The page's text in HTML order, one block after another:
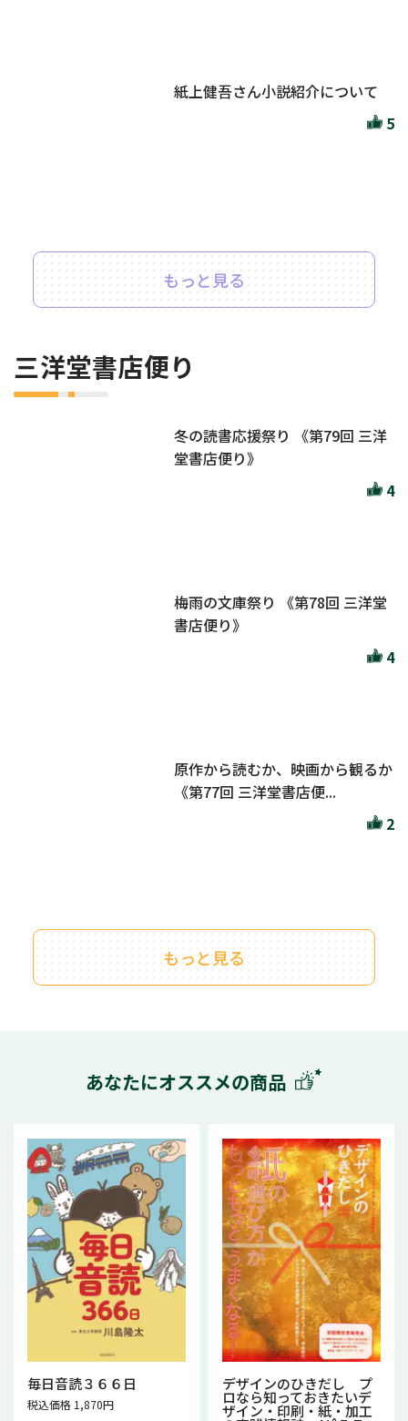
紙上健吾さん小説紹介について
5
もっと見る
三洋堂書店便り
冬の読書応援祭り 《第79回 三洋
堂書店便り》
4
梅雨の文庫祭り 《第78回 三洋堂
書店便り》
4
原作から読むか、映画から観るか
《第77回 三洋堂書店便...
2
もっと見る
あなたにオススメの商品
毎日音読３６６日
税込価格 1,870円
デザインのひきだし プ
ロなら知っておきたいデ
ザイン・印刷・紙・加工